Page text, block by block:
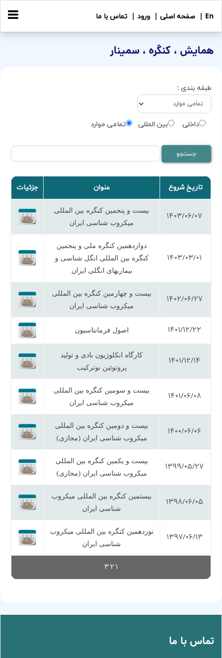
En | صفحه اصلی | ورود | تماس با ما
همایش ، کنگره ، سمینار
طبقه بندی :
داخلی بین المللی تمامی موارد
تاریخ شروع عنوان جزئیات
1403/06/07
بیست و پنجمین کنگره بین المللی
میکروب شناسی ایران
1403/03/01
دوازدهمین کنگره ملی و پنجمین
کنگره بین المللی انگل شناسی و
بیماریهای انگلی ایران
1402/06/27
بیست و چهارمین کنگره بین المللی
میکروب شناسی ایران
1401/12/22 اصول فرمانتاسیون
1401/12/14
کارگاه انکلوژیون بادی و تولید
پروتوئین نوترکیب
1401/06/08
بیست و سومین کنگره بین المللی
میکروب شناسی ایران
1400/06/06
بیست و دومین کنگره بین المللی
میکروب شناسی ایران (مجازی)
1399/05/27
بیست و یکمین کنگره بین المللی
میکروب شناسی ایران (مجازی)
1398/06/05
بیستمین کنگره بین المللی میکروب
شناسی ایران
1397/06/13
نوزدهمین کنگره بین المللی میکروب
شناسی ایران
1
2
3
تماس با ما